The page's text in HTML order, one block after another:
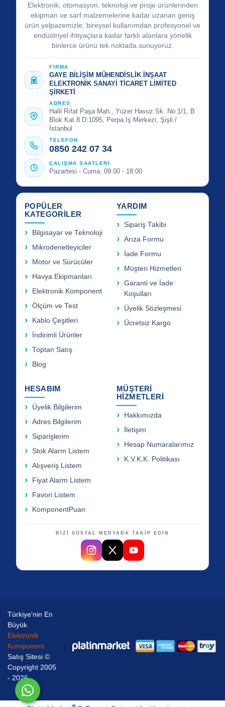
Elektronik, otomasyon, teknoloji ve proje ürünlerinden
ekipman ve sarf malzemelerine kadar uzanan geniş
ürün yelpazemizle; bireysel kullanımdan profesyonel ve
endüstriyel ihtiyaçlara kadar farklı alanlara yönelik
binlerce ürünü tek noktada sunuyoruz.
FİRMA
GAYE BİLİŞİM MÜHENDİSLİK İNŞAAT
ELEKTRONİK SANAYİ TİCARET LİMİTED
ŞİRKETİ
ADRES
Halil Rıfat Paşa Mah., Yüzer Havuz Sk. No:1/1, B
Blok Kat 8 D:1095, Perpa İş Merkezi, Şişli /
İstanbul
TELEFON
0850 242 07 34
ÇALIŞMA SAATLERİ
Pazartesi - Cuma: 09:00 - 18:00
POPÜLER
KATEGORİLER
Bilgisayar ve Teknoloji
Mikrodenetleyiciler
Motor ve Sürücüler
Havya Ekipmanları
Elektronik Komponent
Ölçüm ve Test
Kablo Çeşitleri
İndirimli Ürünler
Toptan Satış
Blog
YARDIM
Sipariş Takibi
Arıza Formu
İade Formu
Müşteri Hizmetleri
Garanti ve İade
Koşulları
Üyelik Sözleşmesi
Ücretsiz Kargo
HESABIM
Üyelik Bilgilerim
Adres Bilgilerim
Siparişlerim
Stok Alarm Listem
Alışveriş Listem
Fiyat Alarm Listem
Favori Listem
KomponentPuan
MÜŞTERİ
HİZMETLERİ
Hakkımızda
İletişim
Hesap Numaralarımız
K.V.K.K. Politikası
BİZİ SOSYAL MEDYADA TAKİP EDİN
Türkiye'nin En
Büyük
Elektronik
Komponent
Satış Sitesi ©
Copyright 2005
- 2026